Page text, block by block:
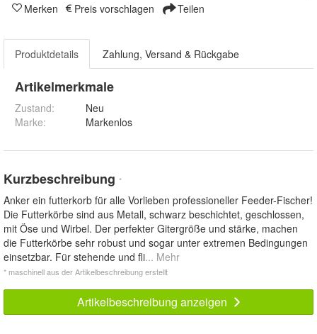
Merken Preis vorschlagen Teilen
Produktdetails Zahlung, Versand & Rückgabe
Artikelmerkmale
Zustand:
Neu
Marke:
Markenlos
Kurzbeschreibung *
Anker ein futterkorb für alle Vorlieben professioneller Feeder-Fischer!
Die Futterkörbe sind aus Metall, schwarz beschichtet, geschlossen,
mit Öse und Wirbel. Der perfekter Gitergröße und stärke, machen
die Futterkörbe sehr robust und sogar unter extremen Bedingungen
einsetzbar. Für stehende und fli... Mehr
* maschinell aus der Artikelbeschreibung erstellt
Artikelbeschreibung anzeigen